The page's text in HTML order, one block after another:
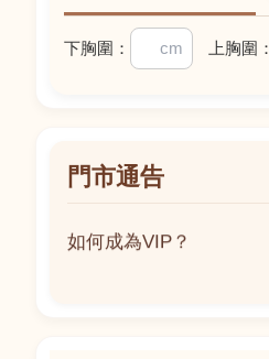
下胸圍： 上胸圍：
門市通告
如何成為VIP？